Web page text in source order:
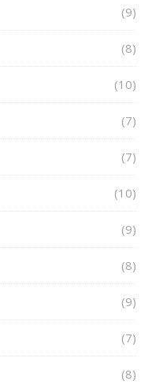
(9)
(8)
(10)
(7)
(7)
(10)
(9)
(8)
(9)
(7)
(8)